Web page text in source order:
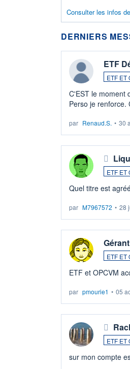
Consulter les infos
DERNIERS
ETF
ETF ET
C'EST le moment
Perso je renforce.
par Renaud.S. • 30
ETF ET
Quel titre est
par M7967572 • 28
ETF ET
par pmourie1 • 05
ETF ET
sur mon compte